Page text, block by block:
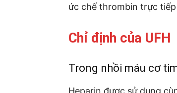
ức chế thrombin trực
Chỉ định của UFH
Trong nhồi máu cơ
Heparin được sử dụng